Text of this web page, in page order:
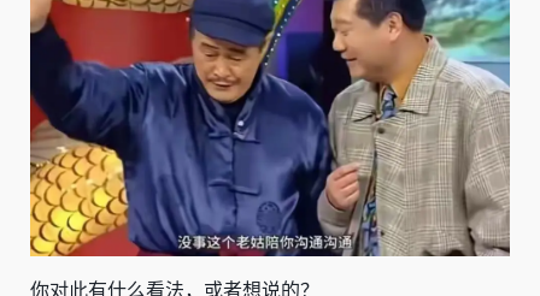
你对此有什么看法，或者想说的？